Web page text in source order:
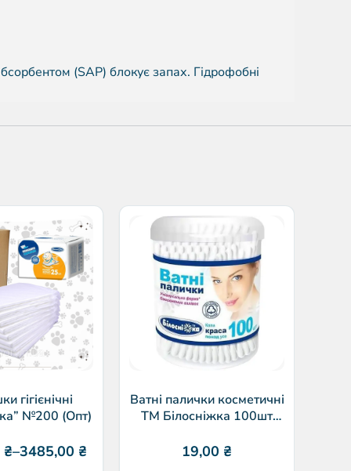
(SAP) блокує запах. Гідрофобні
гігієнічні
№200 (Опт)
₴–3485,00 ₴
Ватні палички косметичні
ТМ Білосніжка 100шт
19,00 ₴